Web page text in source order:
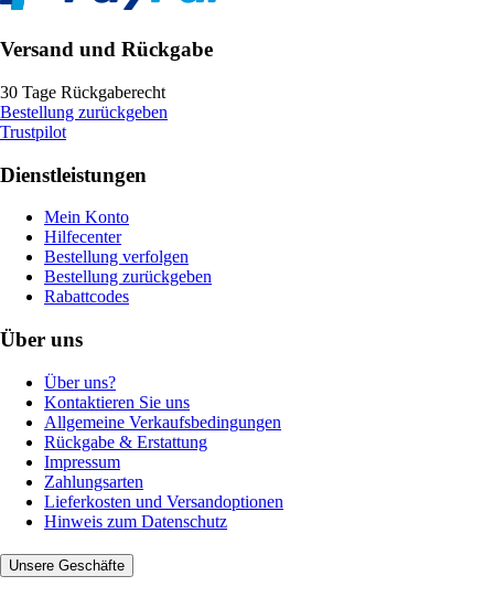
Versand und Rückgabe
30 Tage Rückgaberecht
Bestellung zurückgeben
Trustpilot
Dienstleistungen
Mein Konto
Hilfecenter
Bestellung verfolgen
Bestellung zurückgeben
Rabattcodes
Über uns
Über uns?
Kontaktieren Sie uns
Allgemeine Verkaufsbedingungen
Rückgabe & Erstattung
Impressum
Zahlungsarten
Lieferkosten und Versandoptionen
Hinweis zum Datenschutz
Unsere Geschäfte